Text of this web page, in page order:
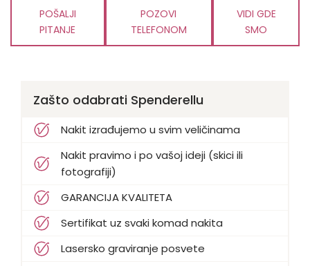
POŠALJI
PITANJE
POZOVI
TELEFONOM
VIDI GDE
SMO
Zašto odabrati Spenderellu
Nakit izrađujemo u svim veličinama
Nakit pravimo i po vašoj ideji (skici ili
fotografiji)
GARANCIJA KVALITETA
Sertifikat uz svaki komad nakita
Lasersko graviranje posvete